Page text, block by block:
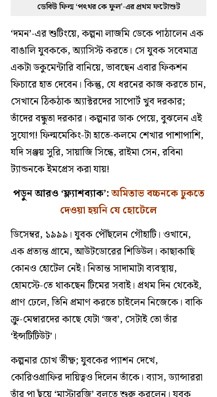
ডেবিউ ফিল্ম ‘পৎথর কে ফুল’-এর প্রথম ফটোশুট
‘দমন’-এর শুটিংয়ে, কল্পনা লাজমি ডেকে পাঠালেন এক
বাঙালি যুবককে, অ্যাসিস্ট করতে। সে যুবক সবেমাত্র
একটা ডকুমেন্টারি বানিয়ে, ভাবছেন এবার ফিকশন
ফিচারে হাত দেবেন। কিন্তু, যে ধরনের কাজ করতে চান,
সেখানে ঠিকঠাক অ্যাক্টরদের সাপোর্ট খুব দরকার;
তাঁদের বন্ধুতা দরকার। কল্পনার ডাক পেয়ে, বুঝলেন এই
সুযোগ! ফিল্মমেকিং-টা হাতে-কলমে শেখার পাশাপাশি,
যদি সঞ্জয় সুরি, সায়াজি সিন্ধে, রাইমা সেন, রবিনা
ট্যান্ডনকে ইমপ্রেস করা যায়!
পড়ুন আরও ‘ফ্ল‌্যাশব‌্যাক’:অমিতাভ বচ্চনকে ঢুকতে
দেওয়া হয়নি যে হোটেলে
ডিসেম্বর, ১৯৯৯। যুবক পৌঁছলেন গৌহাটি। ওখানে,
এক প্রত্যন্ত গ্রামে, আউটডোরের শিডিউল। কাছাকাছি
কোনও হোটেল নেই। নিতান্ত সাদামাটা ব্যবস্থায়,
হোমস্টে-তে থাকছেন টিমের সবাই। প্রথম দিন থেকেই,
প্রাণ ঢেলে, তিনি প্রমাণ করতে চাইলেন নিজেকে। বাকি
ক্রু-মেম্বারদের কাছে যেটা ‘জব’, সেটাই তো তাঁর
‘ইন্সটিটিউট’।
কল্পনার চোখ তীক্ষ্ণ; যুবকের প্যাশন দেখে,
কোরিওগ্রাফির দায়িত্বও দিলেন তাঁকে। ব্যাস, ড্যান্সাররা